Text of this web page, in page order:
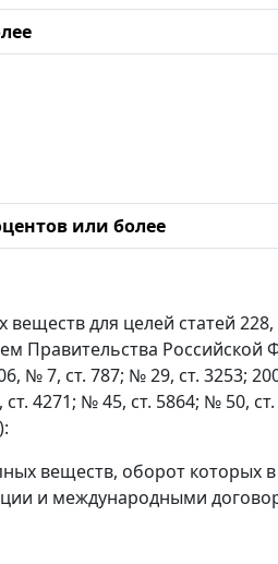
или более
для целей статей 228,
Правительства Российской
№ 7, ст. 787; № 29, ст. 3253;
4271; № 45, ст. 5864; № 50,
веществ, оборот которых
и международными